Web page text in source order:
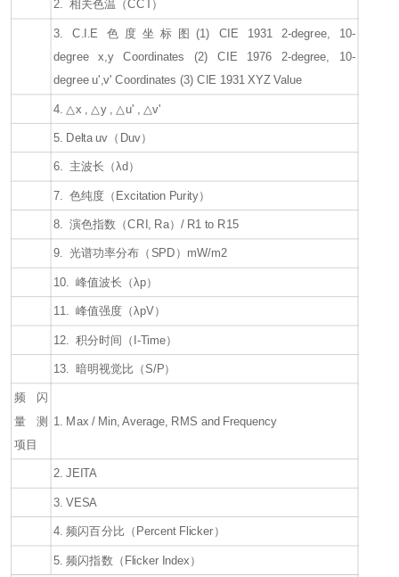
2. 相关色温（CCT）
3. C.I.E 色度坐标图 (1) CIE 1931 2-degree, 10-
degree x,y Coordinates (2) CIE 1976 2-degree, 10-
degree u',v' Coordinates (3) CIE 1931 XYZ Value
4. △x , △y , △u' , △v'
5. Delta uv（Duv）
6. 主波长（λd）
7. 色纯度（Excitation Purity）
8. 演色指数（CRI, Ra）/ R1 to R15
9. 光谱功率分布（SPD）mW/m2
10. 峰值波长（λp）
11. 峰值强度（λpV）
12. 积分时间（I-Time）
13. 暗明视觉比（S/P）
频闪
量测
项目
1. Max / Min, Average, RMS and Frequency
2. JEITA
3. VESA
4. 频闪百分比（Percent Flicker）
5. 频闪指数（Flicker Index）